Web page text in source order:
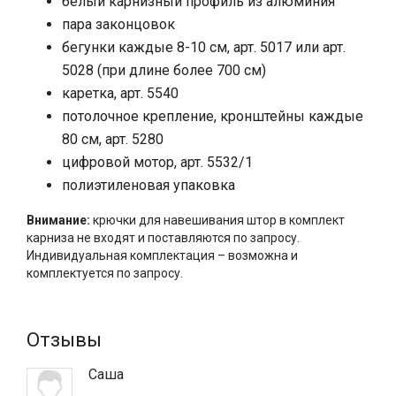
под 90 градусов.
Моторизированный карниз Power 571/1 серийно
оборудован встроенным радиоресивером для
использования управления – радиопульт. Также
электрический карниз Power 571/1 имеет возможность
подключения карнизов к системе «Умный Дом» или
управления кнопкой.
Исполнительный блок моторизированного карниза
Power 571/1 состоит из мотора постоянного тока 24В со
встроенным источником питания c широкодиапазонным
24Vdc тока и управляющей электроники, которая
контролирует функционирование карнизной системы.
С помощью внешней кнопочной панели, присутствующей
– 25 cм/с. Электрический карниз Power 571/1 обычно
собирается на основе профиля с одним желобом, но
пара законцовок
бегунки каждые 8-10 см, арт. 5017 или арт.
5028 (при длине более 700 см)
каретка, арт. 5540
потолочное крепление, кронштейны каждые
80 см, арт. 5280
цифровой мотор, арт. 5532/1
полиэтиленовая упаковка
Внимание: крючки для навешивания штор в комплект
карниза не входят и поставляются по запросу.
Индивидуальная комплектация – возможна и
комплектуется по запросу.
Отзывы
Саша